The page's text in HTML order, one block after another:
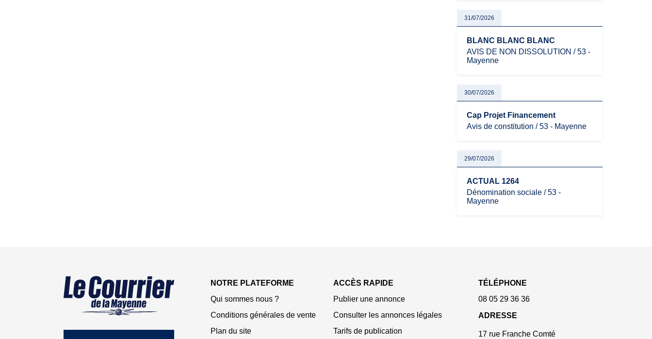
31/07/2026
BLANC BLANC BLANC
AVIS DE NON DISSOLUTION / 53 -
Mayenne
30/07/2026
Cap Projet Financement
Avis de constitution / 53 - Mayenne
29/07/2026
ACTUAL 1264
Dénomination sociale / 53 -
Mayenne
NOTRE PLATEFORME
Qui sommes nous ?
Conditions générales de vente
Plan du site
ACCÈS RAPIDE
Publier une annonce
Consulter les annonces légales
Tarifs de publication
TÉLÉPHONE
08 05 29 36 36
ADRESSE
17 rue Franche Comté